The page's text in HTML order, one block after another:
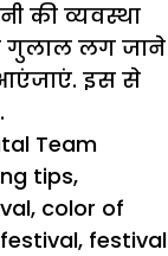
की व्यवस्था
गुलाल लग जाने
आएंजाएं. इस से
Team
tips,
, color of
, festival